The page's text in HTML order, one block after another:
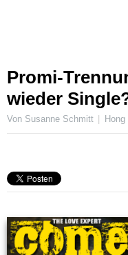
Promi-
wieder
Von Susanne Schmitt Hong